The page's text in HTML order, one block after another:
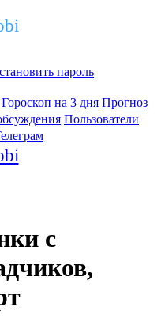
пароль
Гороскоп на 3 дня Прогноз
Пользователи
с